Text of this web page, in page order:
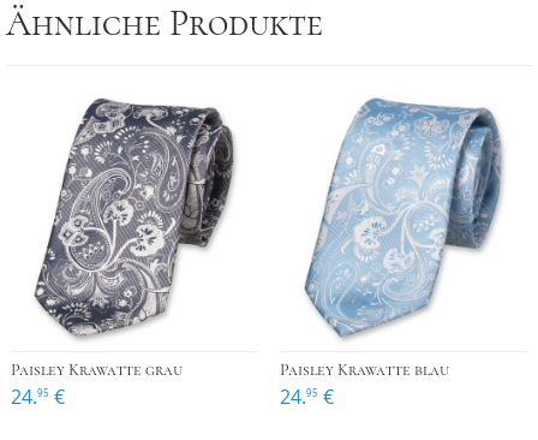
Ähnliche Produkte
Paisley Krawatte grau
24.95 €
Paisley Krawatte blau
24.95 €